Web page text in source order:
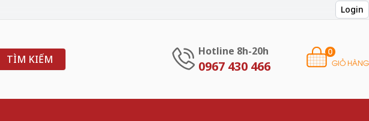
Login
TÌM KIẾM
Hotline 8h-20h
0967 430 466 GIỎ HÀNG
0